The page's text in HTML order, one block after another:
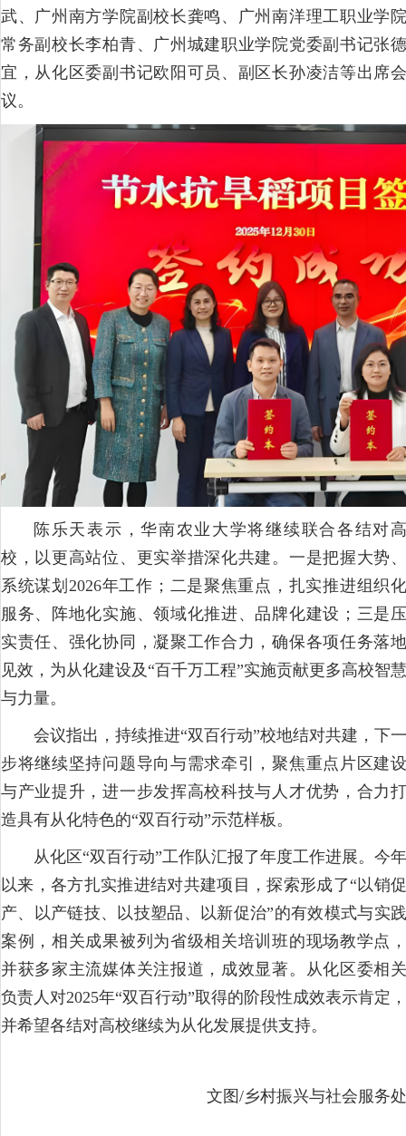
武、广州南方学院副校长龚鸣、广州南洋理工职业学院
常务副校长李柏青、广州城建职业学院党委副书记张德
宜，从化区委副书记欧阳可员、副区长孙凌洁等出席会
议。
陈乐天表示，华南农业大学将继续联合各结对高
校，以更高站位、更实举措深化共建。一是把握大势、
系统谋划2026年工作；二是聚焦重点，扎实推进组织化
服务、阵地化实施、领域化推进、品牌化建设；三是压
实责任、强化协同，凝聚工作合力，确保各项任务落地
见效，为从化建设及“百千万工程”实施贡献更多高校智慧
与力量。
会议指出，持续推进“双百行动”校地结对共建，下一
步将继续坚持问题导向与需求牵引，聚焦重点片区建设
与产业提升，进一步发挥高校科技与人才优势，合力打
造具有从化特色的“双百行动”示范样板。
从化区“双百行动”工作队汇报了年度工作进展。今年
以来，各方扎实推进结对共建项目，探索形成了“以销促
产、以产链技、以技塑品、以新促治”的有效模式与实践
案例，相关成果被列为省级相关培训班的现场教学点，
并获多家主流媒体关注报道，成效显著。从化区委相关
负责人对2025年“双百行动”取得的阶段性成效表示肯定，
并希望各结对高校继续为从化发展提供支持。
文图/乡村振兴与社会服务处